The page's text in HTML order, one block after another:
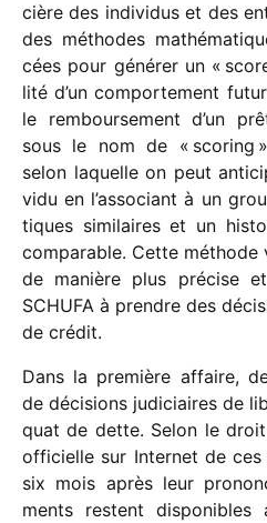
cière des indi­vi­dus et des
des méthodes
cées pour géné­rer un «
lité d’un compor­te­ment
le rembour­se­ment d’un
sous le nom de « scoring
selon laquelle on peut
vidu en l’associant à un
tiques simi­laires et un
compa­rable. Cette méthode
de manière plus précise
SCHUFA à prendre des
de crédit.
Dans la première affaire,
de déci­sions judi­ciaires de
quat de dette. Selon le
offi­cielle sur Internet de
six mois après leur
ments restent dispo­nibles